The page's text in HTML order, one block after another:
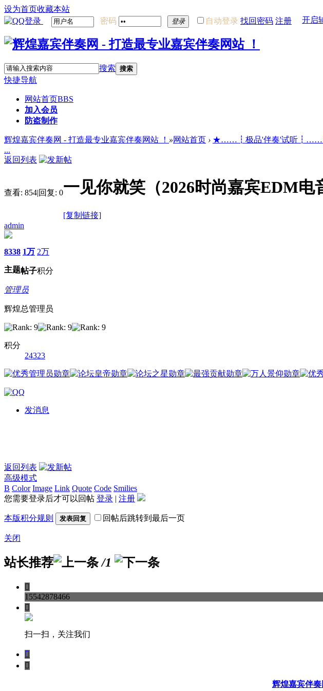
设为首页收藏本站
开启
密码 登录 自动登录 找回密码 注册
搜索 搜索
快捷导航
网站首页BBS
加入会员
防盗制作
辉煌嘉宾伴奏网 - 打造最专业嘉宾伴奏网站 ！ »网站首页 › ★……┇极品'伴奏'试听
...
返回列表
查看: 854|回复: 0一见你就笑（2026时尚嘉宾EDM
[复制链接]
admin
8338
主题
1万
帖子
2万
积分
管理员
辉煌总管理员
积分
24323
发消息
返回列表
高级模式
B Color Image Link Quote Code Smilies
您需要登录后才可以回帖 登录 | 注册
本版积分规则 发表回复 回帖后跳转到最后一页
关闭
站长推荐 /1

15542878466

扫一扫，关注我们


辉煌嘉宾伴奏